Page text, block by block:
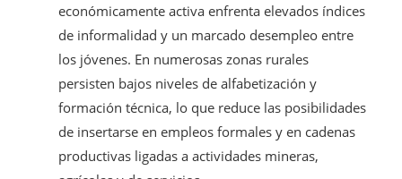
económicamente activa enfrenta elevados índices
de informalidad y un marcado desempleo entre
los jóvenes. En numerosas zonas rurales
persisten bajos niveles de alfabetización y
formación técnica, lo que reduce las posibilidades
de insertarse en empleos formales y en cadenas
productivas ligadas a actividades mineras,